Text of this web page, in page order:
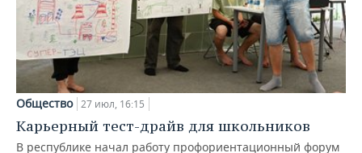
Общество 27 июл, 16:15
Карьерный тест-драйв для школьников
В республике начал работу профориентационный форум